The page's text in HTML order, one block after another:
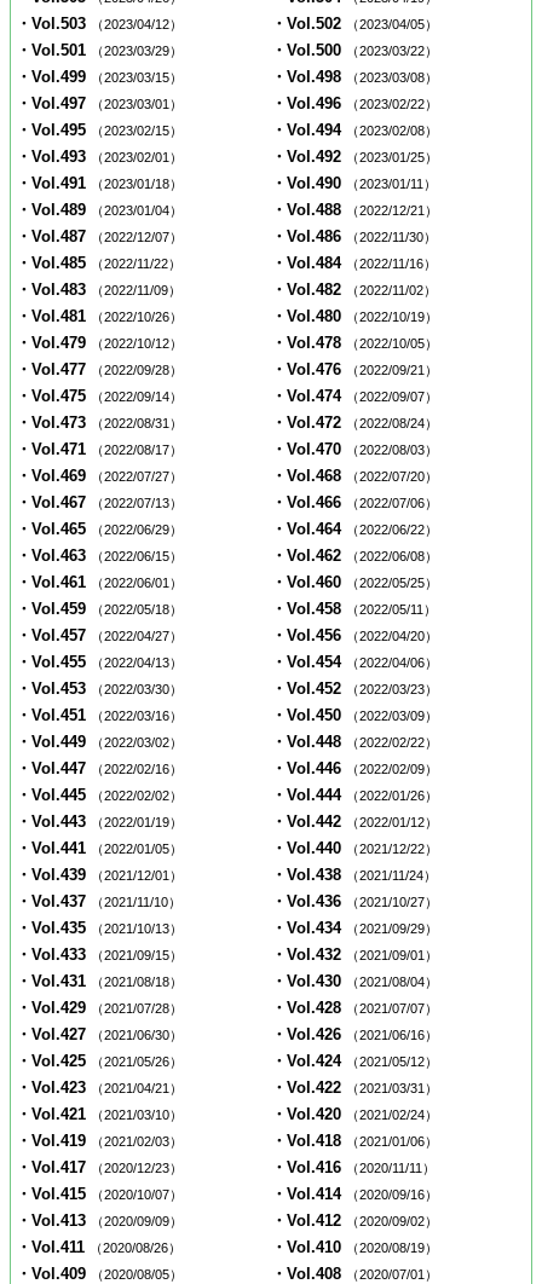
・Vol.503 （2023/04/12） ・Vol.502 （2023/04/05）
・Vol.501 （2023/03/29） ・Vol.500 （2023/03/22）
・Vol.499 （2023/03/15） ・Vol.498 （2023/03/08）
・Vol.497 （2023/03/01） ・Vol.496 （2023/02/22）
・Vol.495 （2023/02/15） ・Vol.494 （2023/02/08）
・Vol.493 （2023/02/01） ・Vol.492 （2023/01/25）
・Vol.491 （2023/01/18） ・Vol.490 （2023/01/11）
・Vol.489 （2023/01/04） ・Vol.488 （2022/12/21）
・Vol.487 （2022/12/07） ・Vol.486 （2022/11/30）
・Vol.485 （2022/11/22） ・Vol.484 （2022/11/16）
・Vol.483 （2022/11/09） ・Vol.482 （2022/11/02）
・Vol.481 （2022/10/26） ・Vol.480 （2022/10/19）
・Vol.479 （2022/10/12） ・Vol.478 （2022/10/05）
・Vol.477 （2022/09/28） ・Vol.476 （2022/09/21）
・Vol.475 （2022/09/14） ・Vol.474 （2022/09/07）
・Vol.473 （2022/08/31） ・Vol.472 （2022/08/24）
・Vol.471 （2022/08/17） ・Vol.470 （2022/08/03）
・Vol.469 （2022/07/27） ・Vol.468 （2022/07/20）
・Vol.467 （2022/07/13） ・Vol.466 （2022/07/06）
・Vol.465 （2022/06/29） ・Vol.464 （2022/06/22）
・Vol.463 （2022/06/15） ・Vol.462 （2022/06/08）
・Vol.461 （2022/06/01） ・Vol.460 （2022/05/25）
・Vol.459 （2022/05/18） ・Vol.458 （2022/05/11）
・Vol.457 （2022/04/27） ・Vol.456 （2022/04/20）
・Vol.455 （2022/04/13） ・Vol.454 （2022/04/06）
・Vol.453 （2022/03/30） ・Vol.452 （2022/03/23）
・Vol.451 （2022/03/16） ・Vol.450 （2022/03/09）
・Vol.449 （2022/03/02） ・Vol.448 （2022/02/22）
・Vol.447 （2022/02/16） ・Vol.446 （2022/02/09）
・Vol.445 （2022/02/02） ・Vol.444 （2022/01/26）
・Vol.443 （2022/01/19） ・Vol.442 （2022/01/12）
・Vol.441 （2022/01/05） ・Vol.440 （2021/12/22）
・Vol.439 （2021/12/01） ・Vol.438 （2021/11/24）
・Vol.437 （2021/11/10） ・Vol.436 （2021/10/27）
・Vol.435 （2021/10/13） ・Vol.434 （2021/09/29）
・Vol.433 （2021/09/15） ・Vol.432 （2021/09/01）
・Vol.431 （2021/08/18） ・Vol.430 （2021/08/04）
・Vol.429 （2021/07/28） ・Vol.428 （2021/07/07）
・Vol.427 （2021/06/30） ・Vol.426 （2021/06/16）
・Vol.425 （2021/05/26） ・Vol.424 （2021/05/12）
・Vol.423 （2021/04/21） ・Vol.422 （2021/03/31）
・Vol.421 （2021/03/10） ・Vol.420 （2021/02/24）
・Vol.419 （2021/02/03） ・Vol.418 （2021/01/06）
・Vol.417 （2020/12/23） ・Vol.416 （2020/11/11）
・Vol.415 （2020/10/07） ・Vol.414 （2020/09/16）
・Vol.413 （2020/09/09） ・Vol.412 （2020/09/02）
・Vol.411 （2020/08/26） ・Vol.410 （2020/08/19）
・Vol.409 （2020/08/05） ・Vol.408 （2020/07/01）